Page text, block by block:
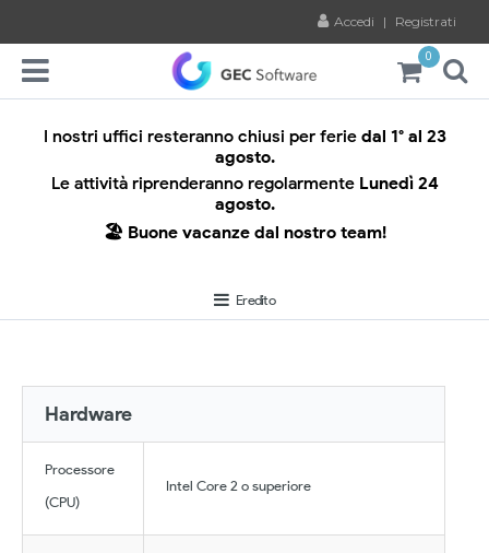
Accedi | Registrati
0
I nostri uffici resteranno chiusi per ferie dal 1° al 23
agosto.
Le attività riprenderanno regolarmente Lunedì 24
agosto.
🏖️ Buone vacanze dal nostro team!
Eredito
Hardware
Processore
(CPU)
Intel Core 2 o superiore